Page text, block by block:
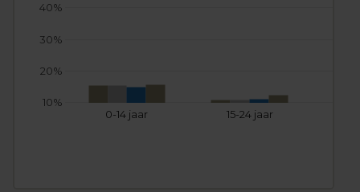
0-14 jaar 15-24 jaar
10%
20%
30%
40%